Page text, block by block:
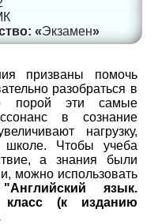
Экзамен
призваны помочь
разобраться в
порой эти самые
в сознание
нагрузку,
Чтобы учеба
а знания были
можно использовать
язык.
(к изданию